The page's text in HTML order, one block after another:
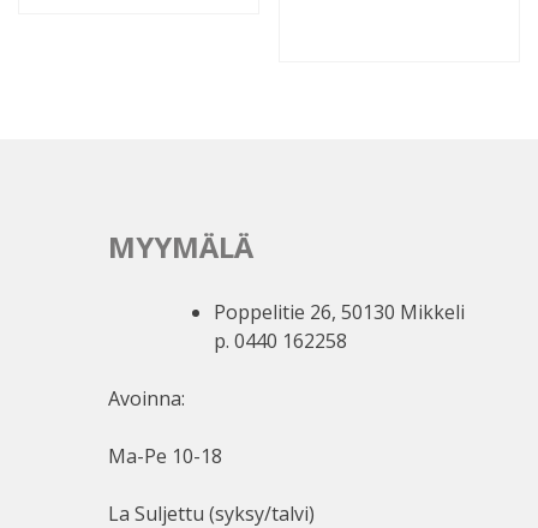
MYYMÄLÄ
Poppelitie 26, 50130 Mikkeli
p. 0440 162258
Avoinna:
Ma-Pe 10-18
La Suljettu (syksy/talvi)